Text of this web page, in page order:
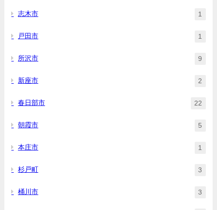
志木市 1
戸田市 1
所沢市 9
新座市 2
春日部市 22
朝霞市 5
本庄市 1
杉戸町 3
桶川市 3